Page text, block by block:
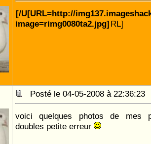
[/U[URL=http://
image=rimg0080ta2.jpg] RL]
Posté le 04-05-2008 à
voici quelques photos de mes
doubles petite erreur